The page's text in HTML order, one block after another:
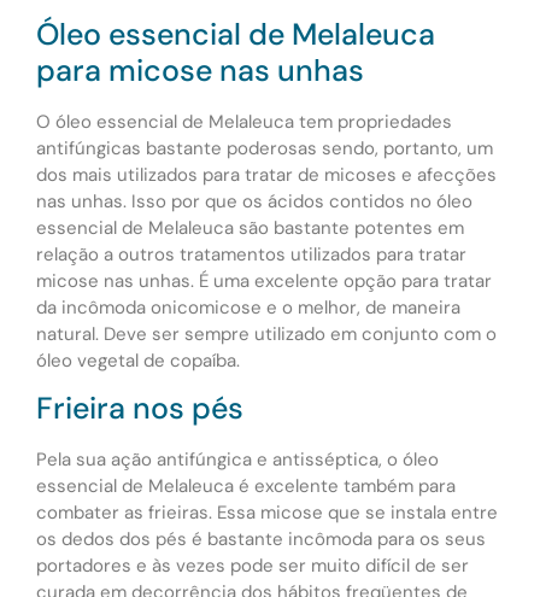
Óleo essencial de Melaleuca
para micose nas unhas
O óleo essencial de Melaleuca tem propriedades
antifúngicas bastante poderosas sendo, portanto, um
dos mais utilizados para tratar de micoses e afecções
nas unhas. Isso por que os ácidos contidos no óleo
essencial de Melaleuca são bastante potentes em
relação a outros tratamentos utilizados para tratar
micose nas unhas. É uma excelente opção para tratar
da incômoda onicomicose e o melhor, de maneira
natural. Deve ser sempre utilizado em conjunto com o
óleo vegetal de copaíba.
Frieira nos pés
Pela sua ação antifúngica e antisséptica, o óleo
essencial de Melaleuca é excelente também para
combater as frieiras. Essa micose que se instala entre
os dedos dos pés é bastante incômoda para os seus
portadores e às vezes pode ser muito difícil de ser